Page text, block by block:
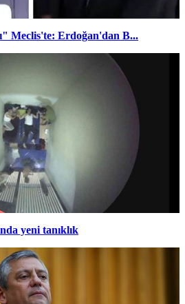
Meclis'te: Erdoğan'dan B...
yeni tanıklık